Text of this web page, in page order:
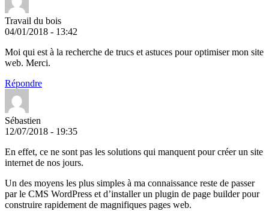
Travail du bois
04/01/2018 - 13:42
Moi qui est à la recherche de trucs et astuces pour optimiser mon site
web. Merci.
Répondre
Sébastien
12/07/2018 - 19:35
En effet, ce ne sont pas les solutions qui manquent pour créer un site
internet de nos jours.
Un des moyens les plus simples à ma connaissance reste de passer
par le CMS WordPress et d’installer un plugin de page builder pour
construire rapidement de magnifiques pages web.